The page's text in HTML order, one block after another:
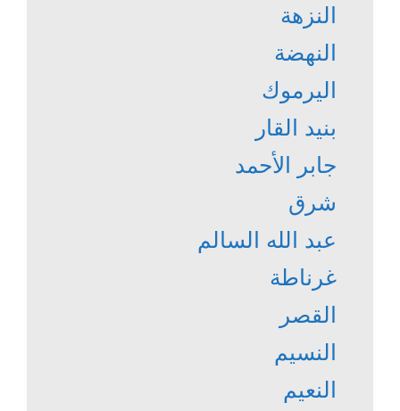
النزهة
النهضة
اليرموك
بنيد القار
جابر الأحمد
شرق
عبد الله السالم
غرناطة
القصر
النسيم
النعيم